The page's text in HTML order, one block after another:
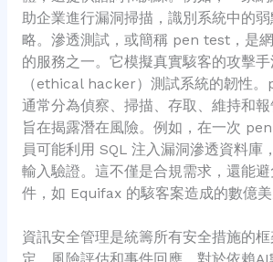
助企業進行漏洞掃描，識別系統中的
略。滲透測試，或簡稱 pen test，是
的服務之一。它模擬真實駭客的攻擊
（ethical hacker）測試系統的韌性
通常分為偵察、掃描、存取、維持和
旨在揭露潛在風險。例如，在一次
員可能利用 SQL 注入漏洞滲透資料庫
輸入驗證。這不僅是合規需求，還能
件，如 Equifax 的駭客案造成的數億美
資訊安全管理是統籌所有安全措施的框